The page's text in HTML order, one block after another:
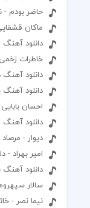
حاضر بودم -
ماکان
دانلود آهنگ
خاطرات
دانلود آهنگ
دانلود
احسان
دانلود آهنگ
دیوار -
امیر بهراد -
دانلود
سالار
نیما نصر -